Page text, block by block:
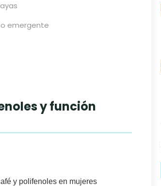
emergente
y función
y polifenoles en mujeres